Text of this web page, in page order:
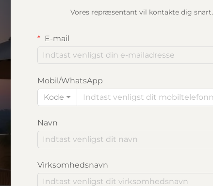
Vores repræsentant vil kontakte dig snart.
E-mail
Mobil/WhatsApp
Kode
Navn
Virksomhedsnavn